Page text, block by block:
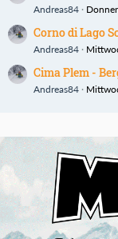
Andreas84
Corno di Lago
Andreas84
Cima Plem -
Andreas84